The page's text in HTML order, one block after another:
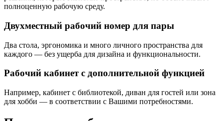
полноценную рабочую среду.
Двухместный рабочий номер для пары
Два стола, эргономика и много личного пространства для
каждого — без ущерба для дизайна и функциональности.
Рабочий кабинет с дополнительной функцией
Например, кабинет с библиотекой, диван для гостей или зона
для хобби — в соответствии с Вашими потребностями.